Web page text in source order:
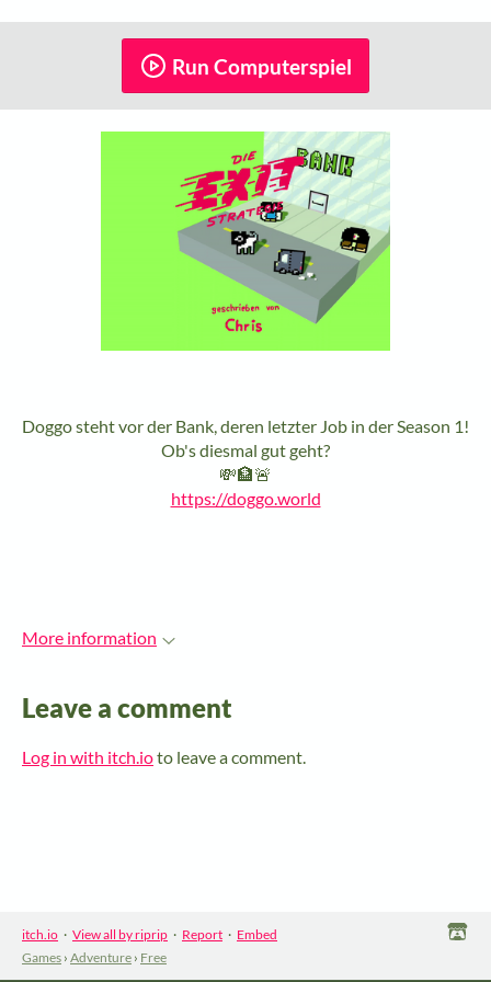
Run Computerspiel
Doggo steht vor der Bank, deren letzter Job in der Season 1!
Ob's diesmal gut geht?
💸🏦🚨
https://doggo.world
More information
Leave a comment
Log in with itch.ioto leave a comment.
itch.io · View all by riprip · Report · Embed
Games › Adventure › Free